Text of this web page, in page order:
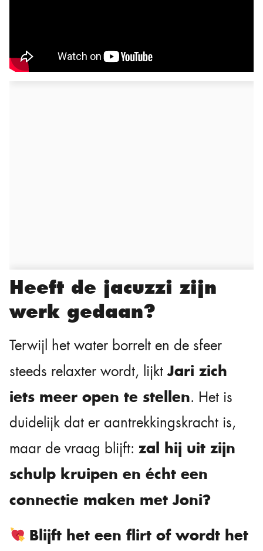
Heeft de jacuzzi zijn
werk gedaan?
Terwijl het water borrelt en de sfeer
steeds relaxter wordt, lijktJari zich
iets meer open te stellen. Het is
duidelijk dat er aantrekkingskracht is,
maar de vraag blijft: zal hij uit zijn
schulp kruipen en écht een
connectie maken met Joni?
Blijft het een flirt of wordt het